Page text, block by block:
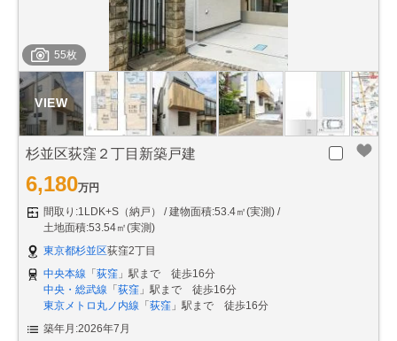
55枚
杉並区荻窪２丁目新築戸建
6,180万円
間取り:1LDK+S（納戸）
建物面積:53.4㎡(実測)
土地面積:53.54㎡(実測)
東京都杉並区荻窪2丁目
中央本線 「荻窪 」駅まで 徒歩16分
中央・総武線 「荻窪 」駅まで 徒歩16分
東京メトロ丸ノ内線 「荻窪 」駅まで 徒歩16分
築年月:2026年7月